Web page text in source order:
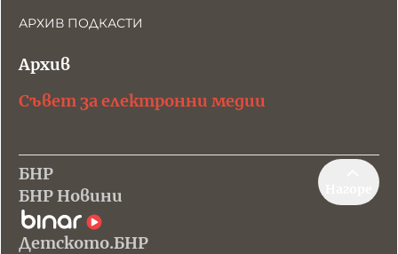
АРХИВ ПОДКАСТИ
Архив
Съвет за електронни медии
БНР
БНР Новини
Детското.БНР